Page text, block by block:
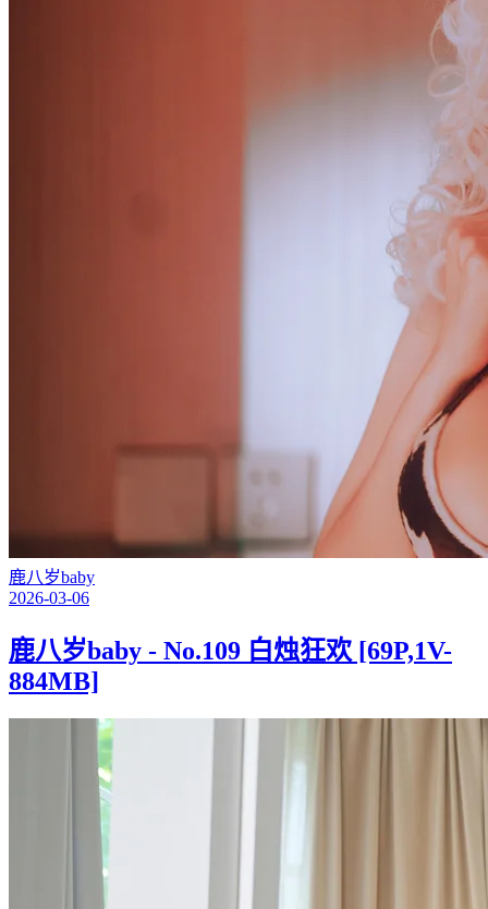
鹿八岁baby
2026-03-06
鹿八岁baby - No.109 白烛狂欢 [69P,1V-
884MB]